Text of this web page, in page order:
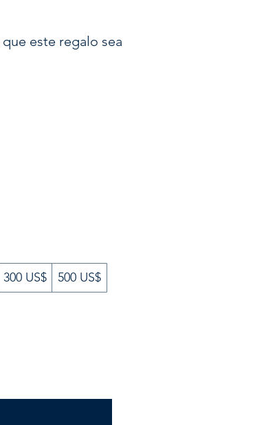
este regalo sea
300 US$
500 US$